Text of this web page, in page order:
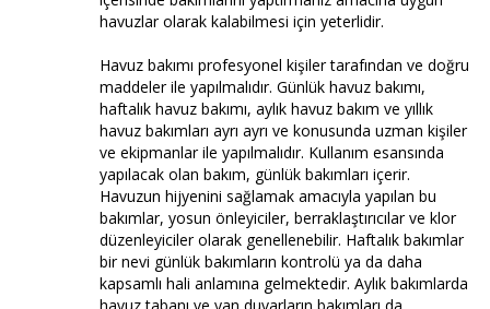
havuzlar olarak kalabilmesi için yeterlidir.
Havuz bakımı profesyonel kişiler tarafından ve doğru
maddeler ile yapılmalıdır. Günlük havuz bakımı,
haftalık havuz bakımı, aylık havuz bakım ve yıllık
havuz bakımları ayrı ayrı ve konusunda uzman kişiler
ve ekipmanlar ile yapılmalıdır. Kullanım esansında
yapılacak olan bakım, günlük bakımları içerir.
Havuzun hijyenini sağlamak amacıyla yapılan bu
bakımlar, yosun önleyiciler, berraklaştırıcılar ve klor
düzenleyiciler olarak genellenebilir. Haftalık bakımlar
bir nevi günlük bakımların kontrolü ya da daha
kapsamlı hali anlamına gelmektedir. Aylık bakımlarda